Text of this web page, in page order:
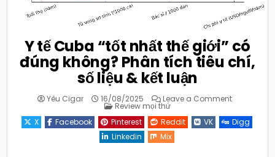
Y tế Cuba “tốt nhất thế giới” có
đúng không? Phân tích tiêu chí,
số liệu & kết luận
Yêu Cigar 16/08/2025 Leave a Commenton
Cuba
“tốt
Posted
Review mọi thứ
X
Facebook Pinterest Reddit VK
Digg
Linkedin
Mix